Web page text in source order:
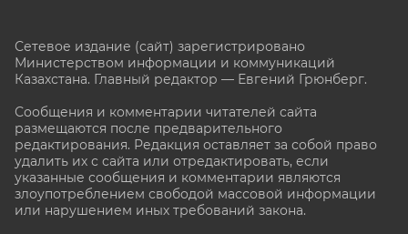
Сетевое издание (сайт) зарегистрировано
Министерством информации и коммуникаций
Казахстана. Главный редактор — Евгений Грюнберг.
Сообщения и комментарии читателей сайта
размещаются после предварительного
редактирования. Редакция оставляет за собой право
удалить их с сайта или отредактировать, если
указанные сообщения и комментарии являются
злоупотреблением свободой массовой информации
или нарушением иных требований закона.